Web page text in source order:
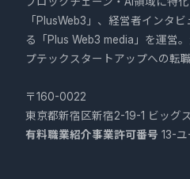
「PlusWeb3」、経営者インタ
る「Plus Web3 media」を運営
プテックスタートアップへの転
〒160-0022
東京都新宿区新宿2-19-1 ビッグ
有料職業紹介事業許可番号 13-